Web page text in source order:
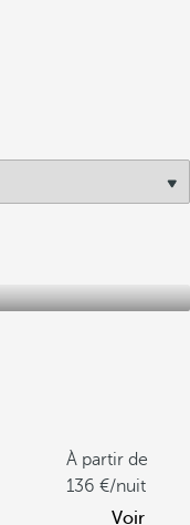
À partir de
136
/nuit
Voir